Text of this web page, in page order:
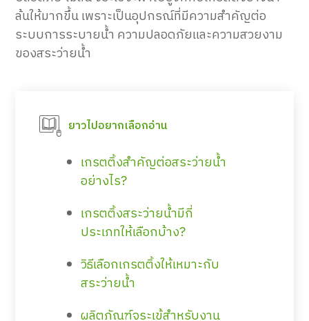
ล้นให้มากขึ้น เพราะเป็นอุปกรณ์ที่มีความสำคัญต่อ
ระบบการระบายน้ำ ความปลอดภัยและความสวยงาม
ของสระว่ายน้ำ
ยาวไปอยากเลือกอ่าน
เกรตติ้งสำคัญต่อสระว่ายน้ำ
อย่างไร?
เกรตติ้งสระว่ายน้ำมีกี่
ประเภทให้เลือกบ้าง?
วิธีเลือกเกรตติ้งให้เหมาะกับ
สระว่ายน้ำ
ผลิตภัณฑ์จระเข้สำหรับงาน